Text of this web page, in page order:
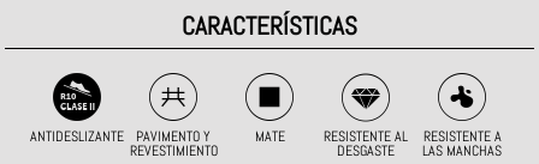
CARACTERÍSTICAS
ANTIDESLIZANTE PAVIMENTO Y
REVESTIMIENTO
MATE RESISTENTE AL
DESGASTE
RESISTENTE A
LAS MANCHAS